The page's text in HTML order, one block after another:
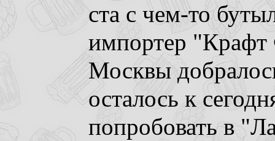
ста с чем-то
импортер
Москвы
осталось к
попробовать в